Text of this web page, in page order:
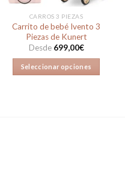
página
de
producto
CARROS 3 PIEZAS
Carrito de bebé Ivento 3
Piezas de Kunert
Desde 699,00€
Seleccionar opciones